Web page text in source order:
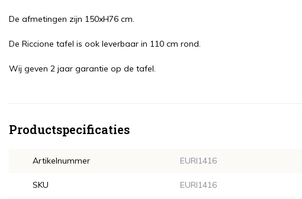
De afmetingen zijn 150xH76 cm.
De Riccione tafel is ook leverbaar in 110 cm rond.
Wij geven 2 jaar garantie op de tafel.
Productspecificaties
Artikelnummer EURI1416
SKU EURI1416